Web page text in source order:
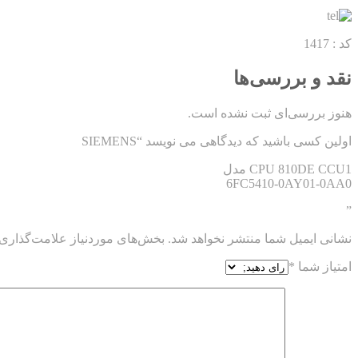
کد : 1417
نقد و بررسی‌ها
هنوز بررسی‌ای ثبت نشده است.
اولین کسی باشید که دیدگاهی می نویسد “SIEMENS
CPU 810DE CCU1 مدل
6FC5410-0AY01-0AA0
”
نشانی ایمیل شما منتشر نخواهد شد. بخش‌های موردنیاز
امتیاز شما *